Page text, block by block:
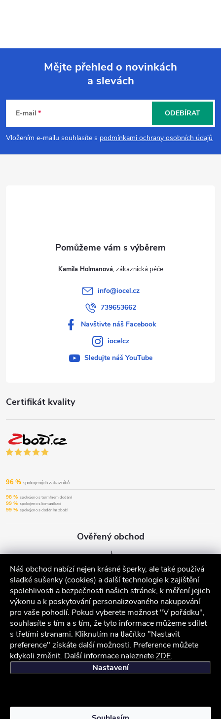
Náš obchod nabízí nejen krásné šperky, ale také používá
sladké sušenky (cookies) a další technologie k zajištění
spolehlivosti a bezpečnosti našich stránek, k měření jejich
výkonu a k poskytování personalizovaného nakupování
pro vaše pohodlí. Pokud vyberete možnost "V pořádku",
souhlasíte s tím a s tím, že tyto informace můžeme sdílet
s třetími stranami. Kliknutím na tlačítko "Nastavit
preference" získáte další možnosti. Preference můžete
kdykoli změnit. Další informace nalezneteZDE.
Nastavení
p
a
Mějte přehled o novinkách
a slevách
E-mail
Vložením e-mailu souhlasíte s podmínkami ochrany osobních údajů
ODEBÍRAT
Certifikát kvality
96 % spokojených zákazníků
98 % spokojeno s termínem dodání
99 % spokojeno s komunikací
99 % spokojeno s dodáním zboží
Ověřený obchod
Kamila Holmanová
info@iocel.cz
739653662
Navštivte náš Facebook
iocelcz
Sledujte náš YouTube
iocel.cz Obchodní podmínky Ochrana osobních údajů